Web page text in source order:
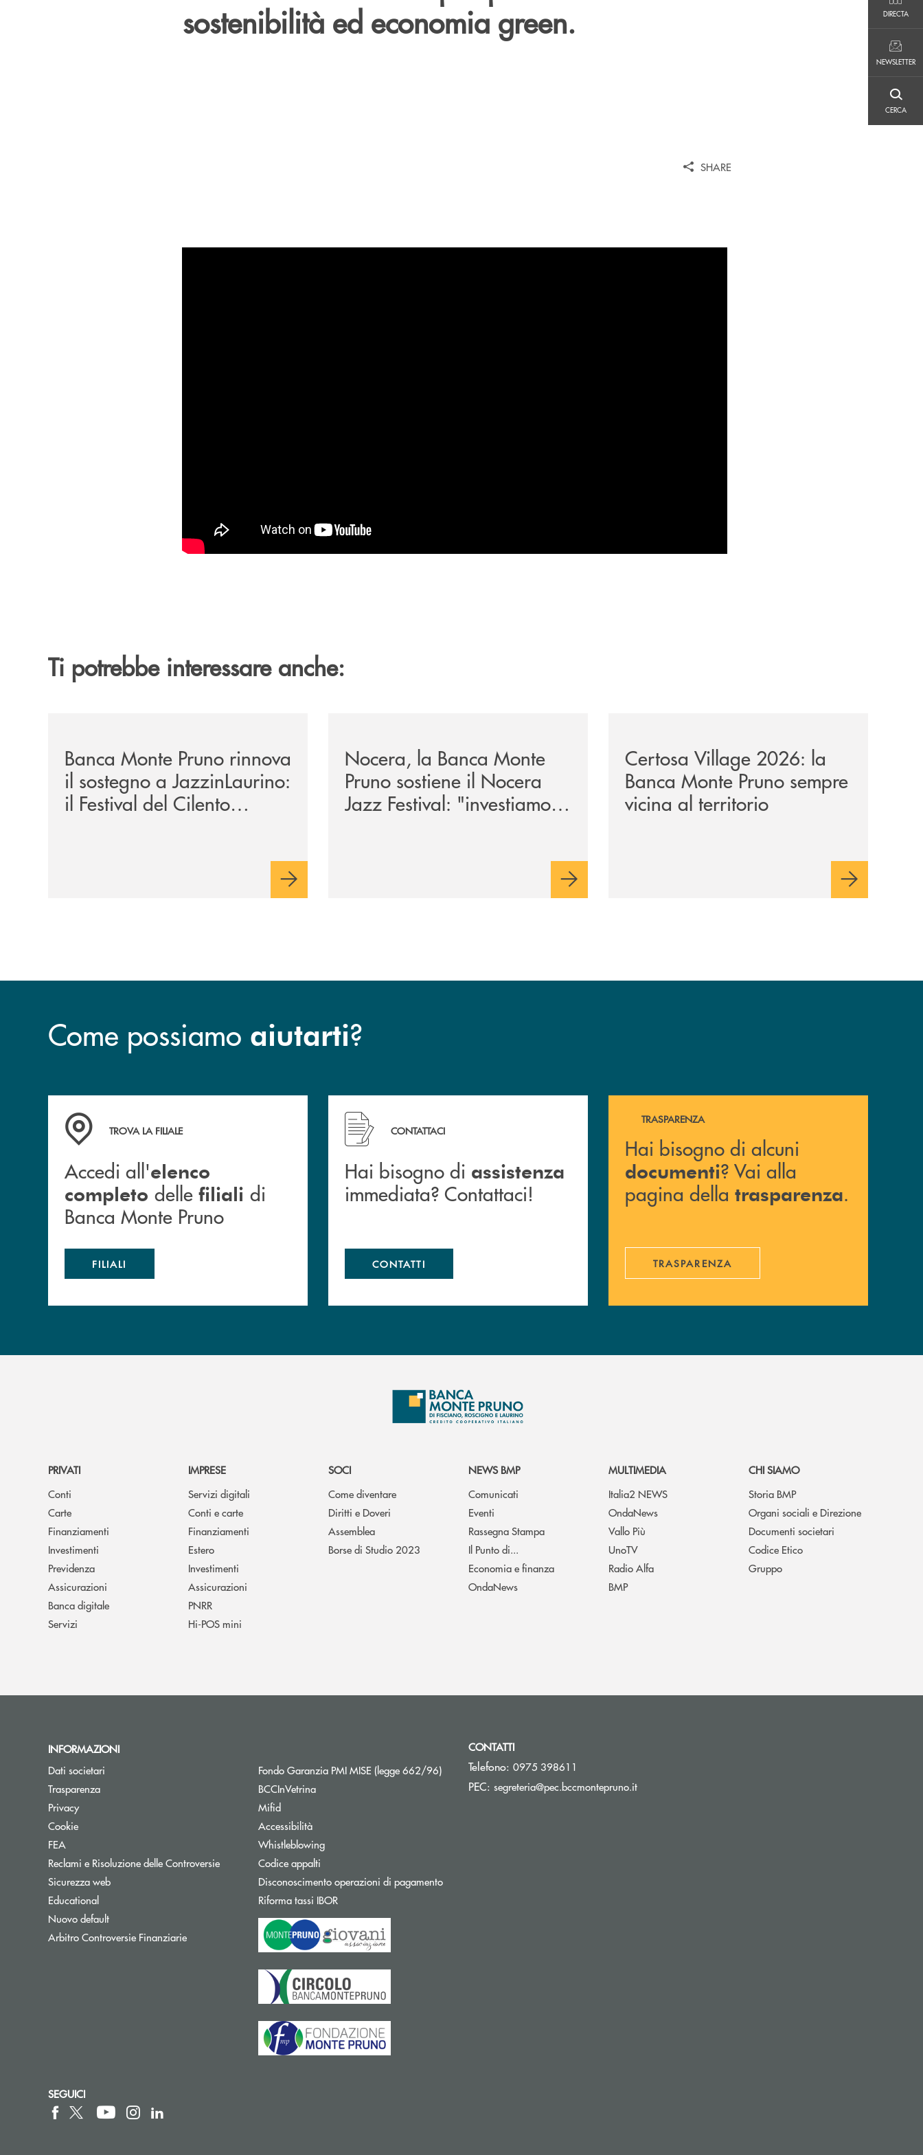
DIRECTA
NEWSLETTER
CERCA
sostenibilità ed economia green.
SHARE
Ti potrebbe interessare anche:
Banca Monte Pruno rinnova
il sostegno a JazzinLaurino:
il Festival del Cilento
Nocera, la Banca Monte
Pruno sostiene il Nocera
Jazz Festival: "investiamo
Certosa Village 2026: la
Banca Monte Pruno sempre
vicina al territorio
Come possiamo aiutarti?
Accedi all' elenco completo&nbsp; delle&nbsp; filiali&nbsp; di Banca Monte Pruno
TROVA LA FILIALE
Accedi all'elenco
completo delle filiali di
Banca Monte Pruno
FILIALI
Hai bisogno di assistenza immediata? Contattaci!
CONTATTACI
Hai bisogno di assistenza
immediata? Contattaci!
CONTATTI
Hai bisogno di alcuni documenti ? Vai alla pagina della
TRASPARENZA
Hai bisogno di alcuni
documenti? Vai alla
pagina della trasparenza.
TRASPARENZA
PRIVATI
Conti
Carte
Finanziamenti
Investimenti
Previdenza
Assicurazioni
Banca digitale
Servizi
IMPRESE
Servizi digitali
Conti e carte
Finanziamenti
Estero
Investimenti
Assicurazioni
PNRR
Hi-POS mini
SOCI
Come diventare
Diritti e Doveri
Assemblea
Borse di Studio 2023
NEWS BMP
Comunicati
Eventi
Rassegna Stampa
Il Punto di...
Economia e finanza
OndaNews
MULTIMEDIA
Italia2 NEWS
OndaNews
Vallo Più
UnoTV
Radio Alfa
BMP
CHI SIAMO
Storia BMP
Organi sociali e Direzione
Documenti societari
Codice Etico
Gruppo
INFORMAZIONI
Dati societari
Trasparenza
Privacy
Cookie
FEA
Reclami e Risoluzione delle Controversie
Sicurezza web
Educational
Nuovo default
Arbitro Controversie FinanziarieApre una nuova finestra
Fondo Garanzia PMI MISE (legge 662/96)Apre una nuova finestra
BCCInVetrina
Mifid
Accessibilità
Whistleblowing
Codice appalti
Disconoscimento operazioni di pagamento
Riforma tassi IBORApre una nuova finestra
CONTATTI
Telefono: 0975 398611
PEC: segreteria@pec.bccmontepruno.it(si apre l’app di posta elettronica)
SEGUICI